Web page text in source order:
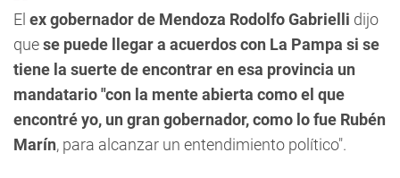
El ex gobernador de Mendoza Rodolfo Gabrielli dijo
quese puede llegar a acuerdos con La Pampa si se
tiene la suerte de encontrar en esa provincia un
mandatario "con la mente abierta como el que
encontré yo, un gran gobernador, como lo fue Rubén
Marín, para alcanzar un entendimiento político".